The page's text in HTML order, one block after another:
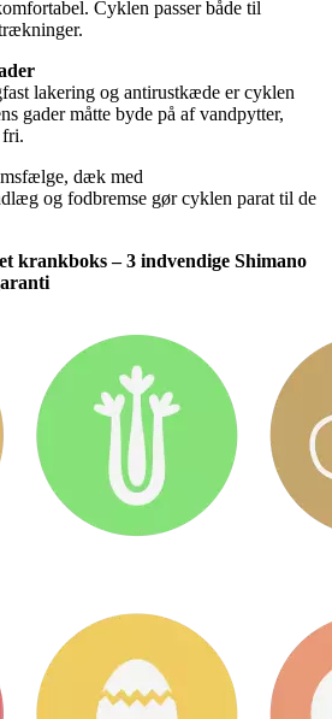
Cyklen passer både til
lakering og antirustkæde er cyklen
gader måtte byde på af vandpytter,
fri.
dæk med
og fodbremse gør cyklen parat til de
krankboks – 3 indvendige Shimano